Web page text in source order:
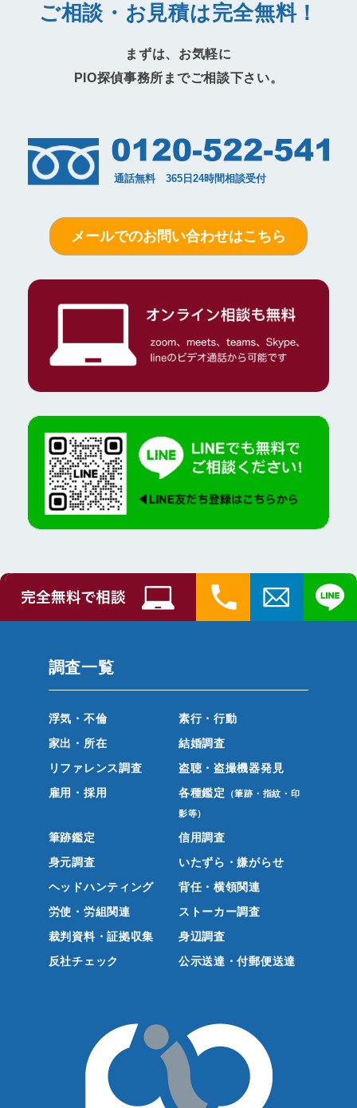
ご相談・お見積は完全無料！
まずは、お気軽に
PIO探偵事務所までご相談下さい。
メールでのお問い合わせはこちら
調査一覧
浮気・不倫
素行・行動
家出・所在
結婚調査
リファレンス調査
盗聴・盗撮機器発見
雇用・採用
各種鑑定 （筆跡・指紋・印
影等）
筆跡鑑定
信用調査
身元調査
いたずら・嫌がらせ
ヘッドハンティング
背任・横領関連
労使・労組関連
ストーカー調査
裁判資料・証拠収集
身辺調査
反社チェック
公示送達・付郵便送達